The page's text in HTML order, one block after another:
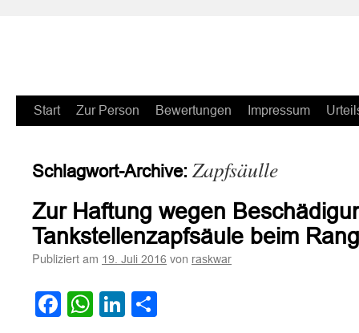
Zum
springen
Start Zur Person Bewertungen Impressum
Schlagwort-Archive: Zapfsäulle
Zur Haftung wegen
Tankstellenzapfsäule beim
Publiziert am 19. Juli 2016 von raskwar
Facebook
WhatsApp
LinkedIn